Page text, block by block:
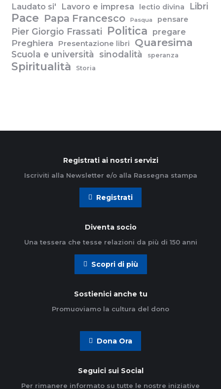
Laudato si' Lavoro e impresa lectio divina Libri
Pace Papa Francesco Pasqua pensare
Pier Giorgio Frassati Politica pregare
Preghiera
Presentazione libri Quaresima
Scuola e università sinodalità speranza
Spiritualità Storia
Registrati ai nostri servizi
Iscriviti alla Newsletter e/o alla Rassegna stampa
Registrati
Diventa socio
Una tessera che tesse relazioni da più di 150 anni
Scopri di più
Sostienici anche tu
Promuoviamo la cultura del dono
Dona Ora
Seguici sui Social
Per rimanere informato su tutte le nostre iniziative